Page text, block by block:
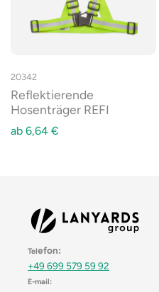
20342
Reflektierende
Hosenträger REFI
ab 6,64 €
Telefon:
+49 699 579 59 92
E-mail: